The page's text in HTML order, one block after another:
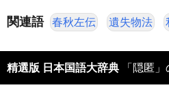
関連語 春秋左伝 遺失物法
精選版 日本国語大辞典 「隠匿